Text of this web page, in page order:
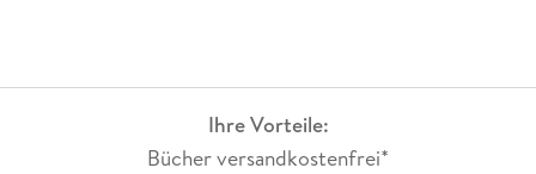
Ihre Vorteile:
Bücher versandkostenfrei*